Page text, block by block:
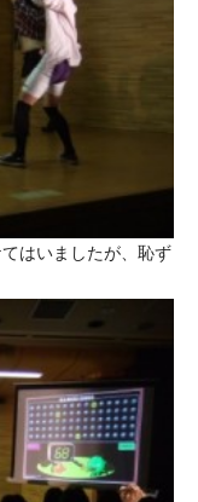
はいましたが、恥ず